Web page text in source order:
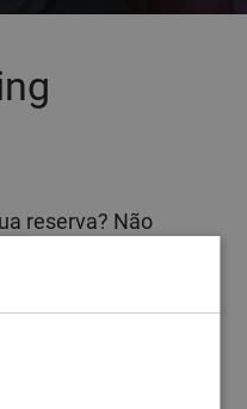
reserva? Não
ou para
SPANISH